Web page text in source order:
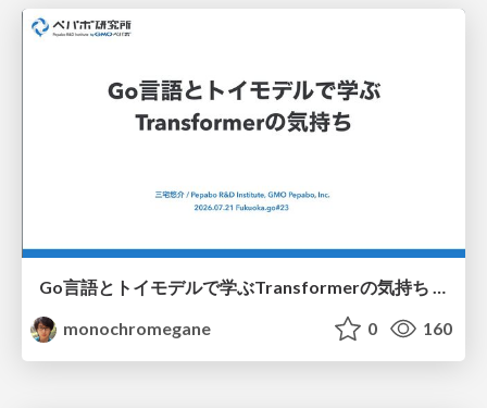
Go言語とトイモデルで学ぶTransformerの気持ち / fukuokago23-transformer
monochromegane
0 160